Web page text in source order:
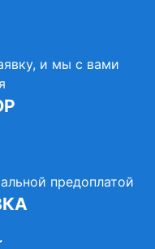
и мы с вами
предоплатой